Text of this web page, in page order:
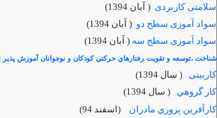
سلامتی کاربردی ( آبان 1394)
سواد آموزی سطح دو ( آبان 1394)
سواد آموزی سطح سه ( آبان 1394)
شناخت ،توسعه و تقويت رفتارهاي حركتي كودكان و نوجوانان آموزش پذير
کاربینی ( سال 1394)
كار گروهي ( سال 1394)
كارآفرين پروري مادران (اسفند 94)